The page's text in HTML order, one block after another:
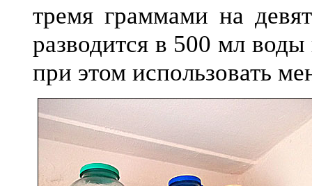
тремя граммами на
разводится в 500 мл
при этом использовать